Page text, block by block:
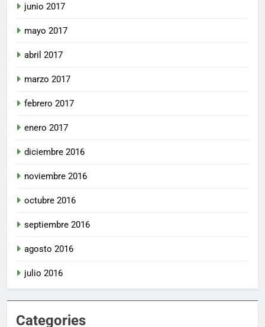
junio 2017
mayo 2017
abril 2017
marzo 2017
febrero 2017
enero 2017
diciembre 2016
noviembre 2016
octubre 2016
septiembre 2016
agosto 2016
julio 2016
Categories